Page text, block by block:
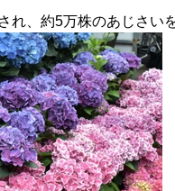
れ、約5万株のあじさい